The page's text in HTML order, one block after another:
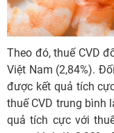
Theo đó, thuế CVD
Việt Nam (2,84%).
được kết quả tích
thuế CVD trung bình
quả tích cực với